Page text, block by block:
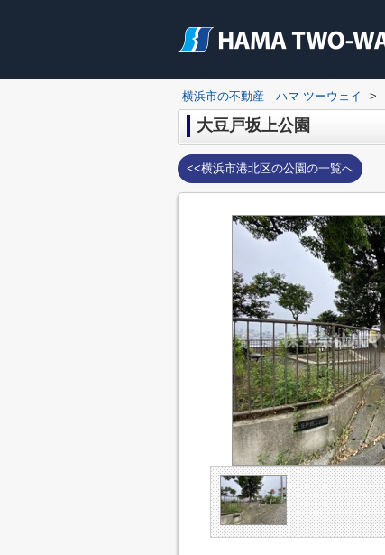
横浜市の不動産｜ハマ ツーウェイ >
大豆戸坂上公園
<<横浜市港北区の公園の一覧へ